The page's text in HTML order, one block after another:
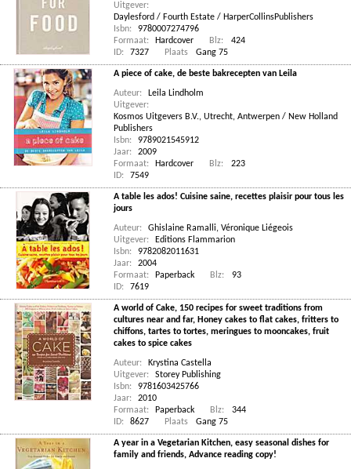
Uitgever:
Daylesford / Fourth Estate / HarperCollinsPublishers
Isbn:
9780007274796
Formaat:
Hardcover Blz:
424
ID:
7327 Plaats Gang 75
A piece of cake, de beste bakrecepten van Leila
Auteur:
Leila Lindholm
Uitgever:
Kosmos Uitgevers B.V., Utrecht, Antwerpen / New Holland
Publishers
Isbn:
9789021545912
Jaar:
2009
Formaat:
Hardcover Blz:
223
ID:
7549
A table les ados! Cuisine saine, recettes plaisir pour tous les
jours
Auteur: Ghislaine Ramalli, Véronique Liégeois
Uitgever:
Editions Flammarion
Isbn:
9782082011631
Jaar:
2004
Formaat:
Paperback Blz:
93
ID:
7619
A world of Cake, 150 recipes for sweet traditions from
cultures near and far, Honey cakes to flat cakes, fritters to
chiffons, tartes to tortes, meringues to mooncakes, fruit
cakes to spice cakes
Auteur:
Krystina Castella
Uitgever:
Storey Publishing
Isbn:
9781603425766
Jaar:
2010
Formaat:
Paperback Blz:
344
ID:
8627 Plaats Gang 75
A year in a Vegetarian Kitchen, easy seasonal dishes for
family and friends, Advance reading copy!